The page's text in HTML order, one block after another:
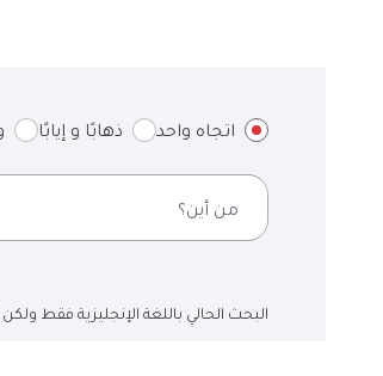
اتجاه واحد ذهابًا و إيابًا
البحث الحالي باللغة الإنجليزية فقط